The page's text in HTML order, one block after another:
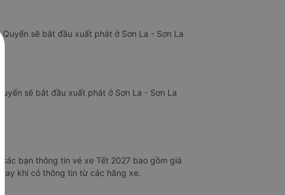
sẽ bắt đầu xuất phát ở Sơn La - Sơn La
sẽ bắt đầu xuất phát ở Sơn La - Sơn La
bạn thông tin vé xe Tết 2027 bao gồm giá
khi có thông tin từ các hãng xe.